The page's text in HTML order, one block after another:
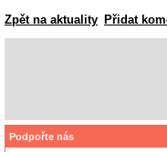
Zpět na aktuality Přidat
Podpořte nás